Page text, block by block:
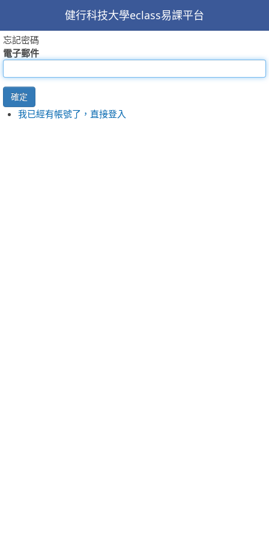
健行科技大學eclass易課平台
忘記密碼
電子郵件
確定
我已經有帳號了，直接登入